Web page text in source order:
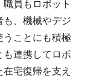
員もロボット
も、機械やデジ
うことにも積極
も連携してロボ
宅復帰を支え